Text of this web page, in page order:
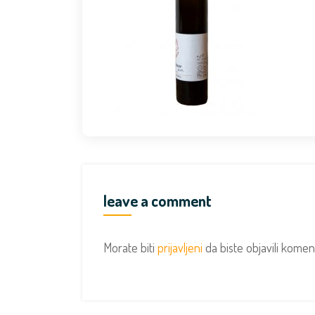
leave a comment
Morate biti prijavljeni da biste objavili